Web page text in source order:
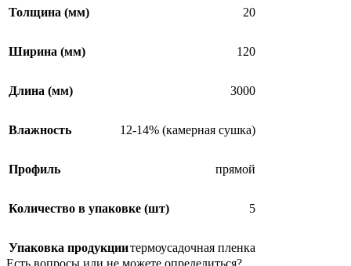
Толщина (мм) 20
Ширина (мм) 120
Длина (мм) 3000
Влажность 12-14% (камерная сушка)
Профиль прямой
Количество в упаковке (шт) 5
Упаковка продукциитермоусадочная пленка